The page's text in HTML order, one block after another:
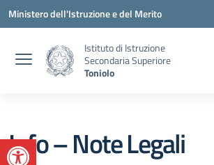
Apri la barra degli
Vai ai contenuti
Vai al menu di navigazione
Vai al footer
Ministero dell'Istruzione e del Merito
Istituto di Istruzione
Secondaria Superiore
Toniolo
Info – Note Legali